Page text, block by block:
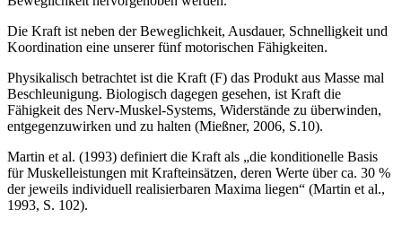
Die Kraft ist neben der Beweglichkeit, Ausdauer, Schnelligkeit und
Koordination eine unserer fünf motorischen Fähigkeiten.
Physikalisch betrachtet ist die Kraft (F) das Produkt aus Masse mal
Beschleunigung. Biologisch dagegen gesehen, ist Kraft die
Fähigkeit des Nerv-Muskel-Systems, Widerstände zu überwinden,
entgegenzuwirken und zu halten (Mießner, 2006, S.10).
Martin et al. (1993) definiert die Kraft als „die konditionelle Basis
für Muskelleistungen mit Krafteinsätzen, deren Werte über ca. 30 %
der jeweils individuell realisierbaren Maxima liegen“ (Martin et al.,
1993, S. 102).